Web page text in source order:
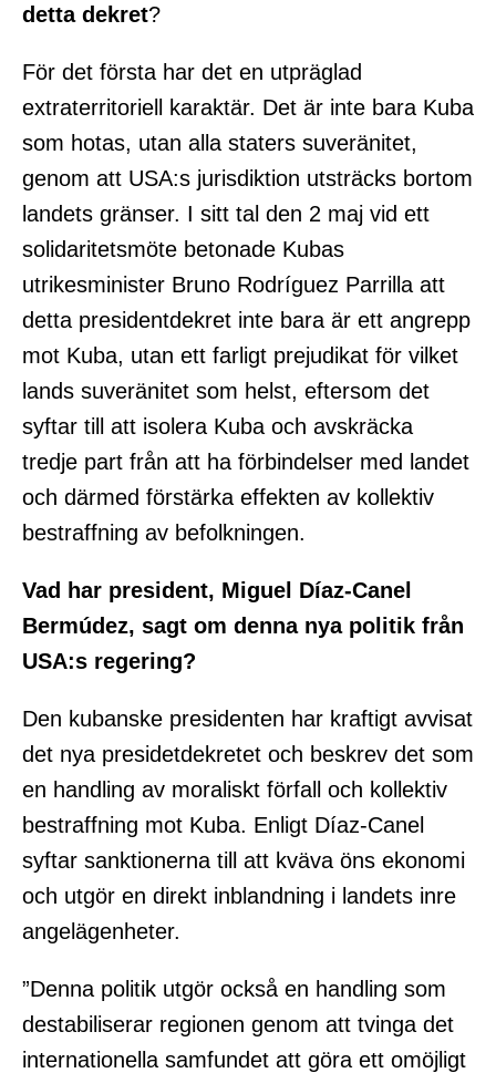
detta dekret?
För det första har det en utpräglad
extraterritoriell karaktär. Det är inte bara Kuba
som hotas, utan alla staters suveränitet,
genom att USA:s jurisdiktion utsträcks bortom
landets gränser. I sitt tal den 2 maj vid ett
solidaritetsmöte betonade Kubas
utrikesminister Bruno Rodríguez Parrilla att
detta presidentdekret inte bara är ett angrepp
mot Kuba, utan ett farligt prejudikat för vilket
lands suveränitet som helst, eftersom det
syftar till att isolera Kuba och avskräcka
tredje part från att ha förbindelser med landet
och därmed förstärka effekten av kollektiv
bestraffning av befolkningen.
Vad har president, Miguel Díaz-Canel
Bermúdez, sagt om denna nya politik från
USA:s regering?
Den kubanske presidenten har kraftigt avvisat
det nya presidetdekretet och beskrev det som
en handling av moraliskt förfall och kollektiv
bestraffning mot Kuba. Enligt Díaz-Canel
syftar sanktionerna till att kväva öns ekonomi
och utgör en direkt inblandning i landets inre
angelägenheter.
”Denna politik utgör också en handling som
destabiliserar regionen genom att tvinga det
internationella samfundet att göra ett omöjligt